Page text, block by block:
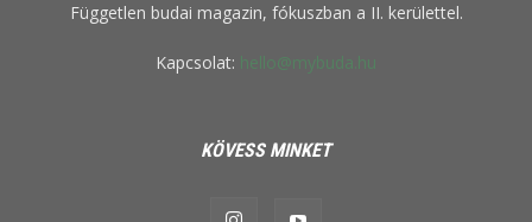
Független budai magazin, fókuszban a II. kerülettel.
Kapcsolat: hello@mybuda.hu
KÖVESS MINKET